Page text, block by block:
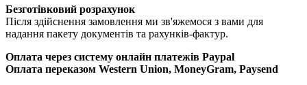
Безготівковий розрахунок
Після здійснення замовлення ми зв'яжемося з вами для
надання пакету документів та рахунків-фактур.
Оплата через систему онлайн платежів Paypal
Оплата переказом Western Union, MoneyGram, Paysend